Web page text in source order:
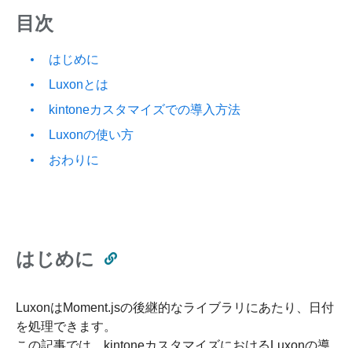
目次
はじめに
Luxonとは
kintoneカスタマイズでの導入方法
Luxonの使い方
おわりに
はじめに
LuxonはMoment.jsの後継的なライブラリにあたり、日付
を処理できます。
この記事では、kintoneカスタマイズにおけるLuxonの導